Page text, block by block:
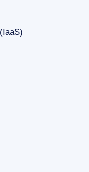
سرور مجازی در فضای ابری (IaaS)